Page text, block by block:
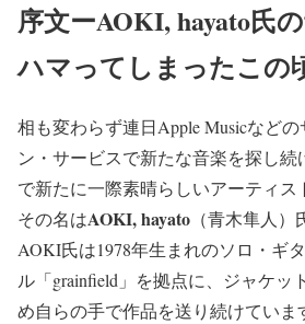
序文ーAOKI, hayato氏
ハマってしまったこの
相も変わらず連日Apple Musicなど
ン・サービスで新たな音楽を探し続
で新たに一際素晴らしいアーティス
その名はAOKI, hayato （青木隼人）
AOKI氏は1978年生まれのソロ・ギ
ル「grainfield」を拠点に、ジャケッ
め自らの手で作品を送り続けていま